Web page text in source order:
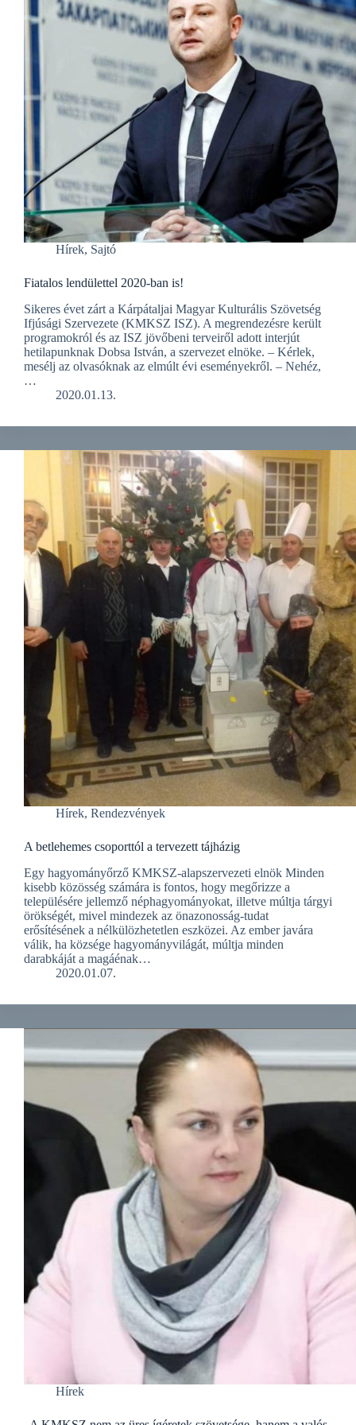
Hírek, Sajtó
Fiatalos lendülettel 2020-ban is!
Sikeres évet zárt a Kárpátaljai Magyar Kulturális Szövetség
Ifjúsági Szervezete (KMKSZ ISZ). A megrendezésre került
programokról és az ISZ jövőbeni terveiről adott interjút
hetilapunknak Dobsa István, a szervezet elnöke. – Kérlek,
mesélj az olvasóknak az elmúlt évi eseményekről. – Nehéz,
…
2020.01.13.
Hírek, Rendezvények
A betlehemes csoporttól a tervezett tájházig
Egy hagyományőrző KMKSZ-alapszervezeti elnök Minden
kisebb közösség számára is fontos, hogy megőrizze a
településére jellemző néphagyományokat, illetve múltja tárgyi
örökségét, mivel mindezek az önazonosság-tudat
erősítésének a nélkülözhetetlen eszközei. Az ember javára
válik, ha községe hagyományvilágát, múltja minden
darabkáját a magáénak…
2020.01.07.
Hírek